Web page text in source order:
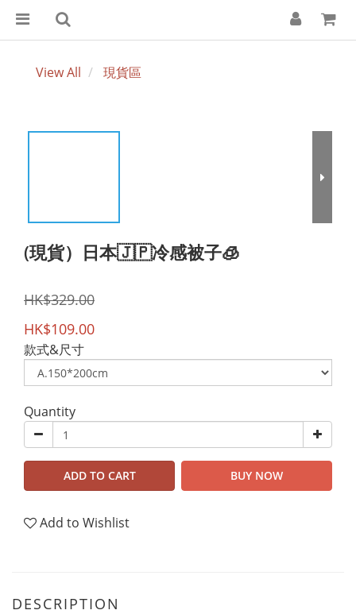
View All 現貨區
(現貨）日本🇯🇵冷感被子🧊
HK$329.00
HK$109.00
款式&尺寸
Quantity
ADD TO CART BUY NOW
Add to Wishlist
DESCRIPTION